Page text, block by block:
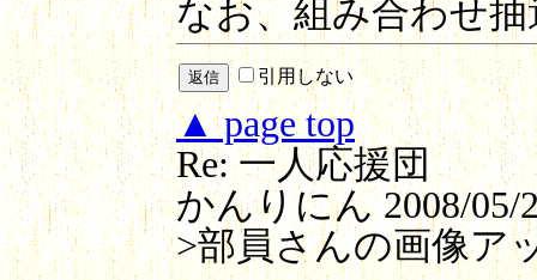
なお、組み合わせ
引用しない
▲ page top
Re: 一人応援団
かんりにん2008/05/
>部員さんの画像ア